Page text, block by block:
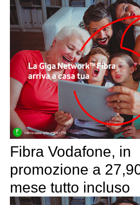
Fibra Vodafone, in
promozione a
mese tutto incluso